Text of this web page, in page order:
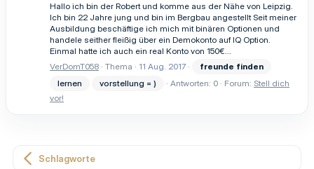
Hallo ich bin der Robert und komme aus der Nähe von Leipzig.
Ich bin 22 Jahre jung und bin im Bergbau angestellt Seit meiner
Ausbildung beschäftige ich mich mit binären Optionen und
handele seither fleißig über ein Demokonto auf IQ Option.
Einmal hatte ich auch ein real Konto von 150€...
VerDomT058 Thema 11 Aug. 2017 freunde finden
lernen
vorstellung = ) Antworten: 0 Forum: Stell dich
vor!
Schlagworte